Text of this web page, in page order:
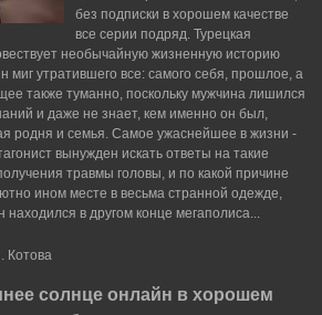
без подписки в хорошем качестве
все серии подряд. Турецкая
необычайную жизненную историю
миг утратившего все: самого себя, прошлое, а
также туманно, поскольку мужчина лишился
и даже не знает, кем именно он был,
родня и семья. Самое ужаснейшее в жизни -
вынужден искать ответы на такие
травмы головы, и по какой причине
ином месте в весьма странной одежде,
в другом конце мегаполиса...
Котова
солнце онлайн в хорошем